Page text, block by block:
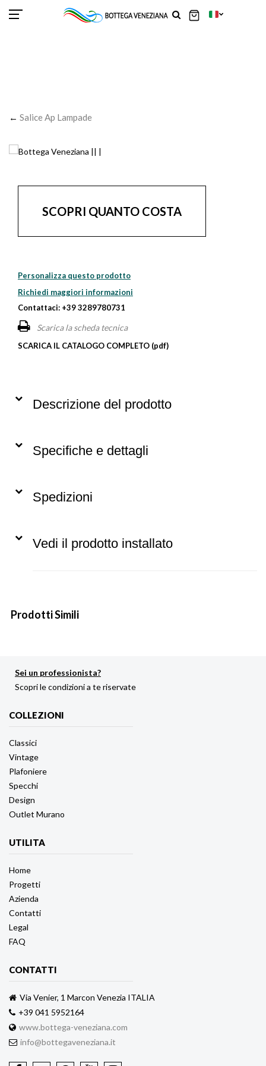
← Salice Ap Lampade
SCOPRI QUANTO COSTA
Personalizza questo prodotto
Richiedi maggiori informazioni
Contattaci: +39 3289780731
Scarica la scheda tecnica
SCARICA IL CATALOGO COMPLETO (pdf)
Descrizione del prodotto
Specifiche e dettagli
Spedizioni
Vedi il prodotto installato
Prodotti Simili
Sei un professionista?
Scopri le condizioni a te riservate
COLLEZIONI
Classici
Vintage
Plafoniere
Specchi
Design
Outlet Murano
UTILITA
Home
Progetti
Azienda
Contatti
Legal
FAQ
CONTATTI
Via Venier, 1 Marcon Venezia ITALIA
+39 041 5952164
www.bottega-veneziana.com
info@bottegaveneziana.it